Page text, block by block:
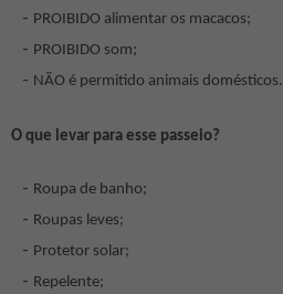
PROIBIDO alimentar os macacos;
PROIBIDO som;
NÃO é permitido animais domésticos.
O que levar para esse passeio?
Roupa de banho;
Roupas leves;
Protetor solar;
Repelente;